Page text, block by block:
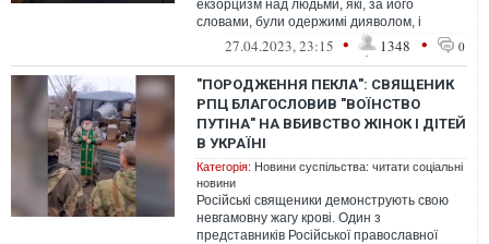
екзорцизм над людьми, які, за його
словами, були одержимі дияволом, і
розповів про деякі з найстрашніших речей,
27.04.2023, 23:15 • 1348 • 0
"ПОРОДЖЕННЯ ПЕКЛА": СВЯЩЕНИК
РПЦ БЛАГОСЛОВИВ "ВОЇНСТВО
ПУТІНА" НА ВБИВСТВО ЖІНОК І ДІТЕЙ
В УКРАЇНІ
Категорія: Новини суспільства: читати соціальні
новини
Російські священики демонструють свою
невгамовну жагу крові. Один з
представників Російської православної